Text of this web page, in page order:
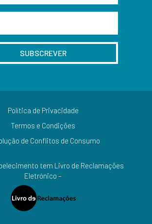
SUBSCREVER
Política de Privacidade
Termos e Condições
de Conflitos de Consumo
tem Livro de Reclamações
Eletrónico –